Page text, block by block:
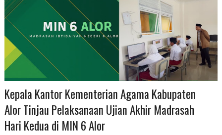
Kepala Kantor Kementerian Agama Kabupaten
Alor Tinjau Pelaksanaan Ujian Akhir Madrasah
Hari Kedua di MIN 6 Alor